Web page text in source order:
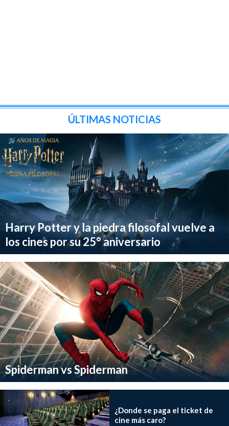
ÚLTIMAS NOTICIAS
Harry Potter y la piedra filosofal vuelve a
los cines por su 25° aniversario
Spiderman vs Spiderman
¿Donde se paga el ticket de
cine más caro?